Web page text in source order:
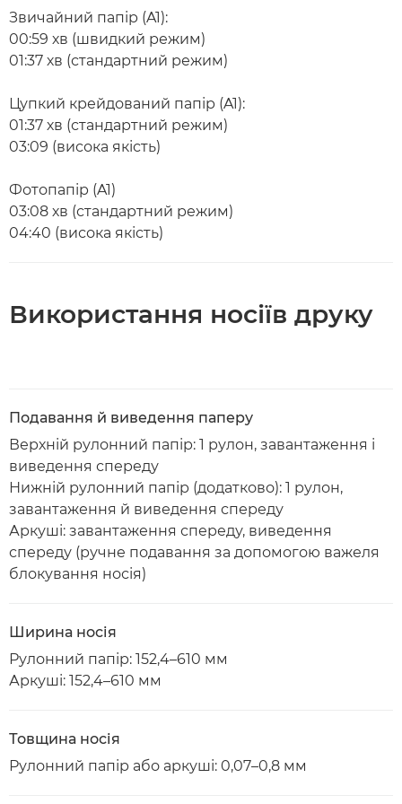
Звичайний папір (A1):
00:59 хв (швидкий режим)
01:37 хв (стандартний режим)
Цупкий крейдований папір (A1):
01:37 хв (стандартний режим)
03:09 (висока якість)
Фотопапір (A1)
03:08 хв (стандартний режим)
04:40 (висока якість)
Використання носіїв друку
Подавання й виведення паперу
Верхній рулонний папір: 1 рулон, завантаження і
виведення спереду
Нижній рулонний папір (додатково): 1 рулон,
завантаження й виведення спереду
Аркуші: завантаження спереду, виведення
спереду (ручне подавання за допомогою важеля
блокування носія)
Ширина носія
Рулонний папір: 152,4–610 мм
Аркуші: 152,4–610 мм
Товщина носія
Рулонний папір або аркуші: 0,07–0,8 мм